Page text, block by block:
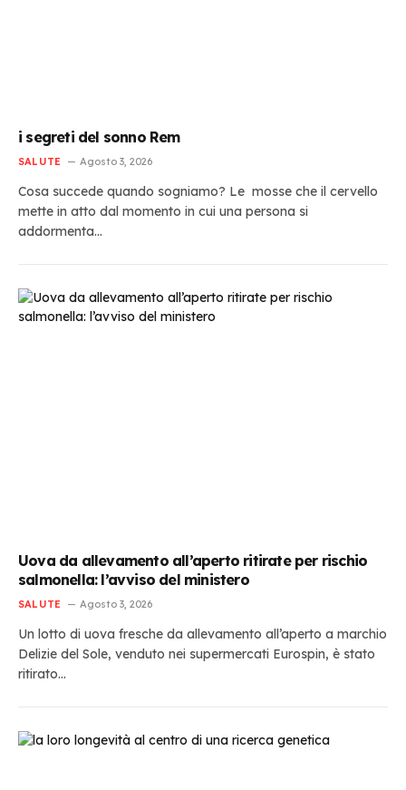
i segreti del sonno Rem
SALUTE Agosto 3, 2026
Cosa succede quando sogniamo? Le mosse che il cervello
mette in atto dal momento in cui una persona si
addormenta…
Uova da allevamento all’aperto ritirate per rischio
salmonella: l’avviso del ministero
SALUTE Agosto 3, 2026
Un lotto di uova fresche da allevamento all’aperto a marchio
Delizie del Sole, venduto nei supermercati Eurospin, è stato
ritirato…